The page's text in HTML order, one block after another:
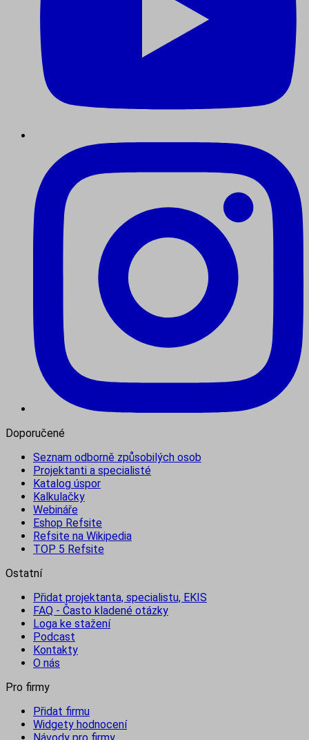
Doporučené
Seznam odborně způsobilých osob
Projektanti a specialisté
Katalog úspor
Kalkulačky
Webináře
Eshop Refsite
Refsite na Wikipedia
TOP 5 Refsite
Ostatní
Přidat projektanta, specialistu, EKIS
FAQ - Často kladené otázky
Loga ke stažení
Podcast
Kontakty
O nás
Pro firmy
Přidat firmu
Widgety hodnocení